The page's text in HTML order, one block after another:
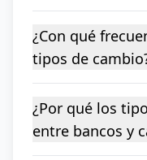
¿Con qué
tipos de
¿Por qué los
entre bancos y